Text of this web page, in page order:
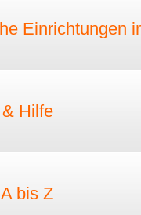
Einrichtungen
Hilfe
bis Z